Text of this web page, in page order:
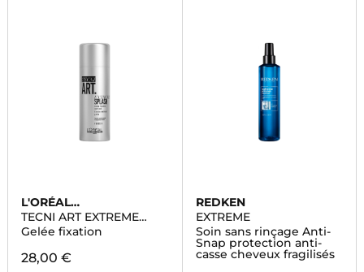
L'ORÉAL
PROFESSIONNEL
TECNI ART EXTREME
SPLASH
Gelée fixation
28,00 €
REDKEN
EXTREME
Soin sans rinçage Anti-
Snap protection anti-
casse cheveux fragilisés